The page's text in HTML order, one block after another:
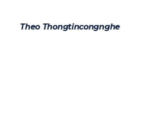
Theo Thongtincongnghe